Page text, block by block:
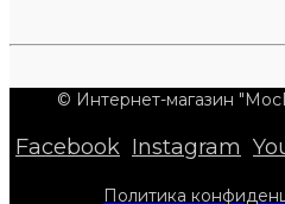
© Интернет-магазин
Facebook Instagram
Политика